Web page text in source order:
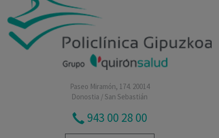
Paseo Miramón, 174. 20014
Donostia / San Sebastián
943 00 28 00